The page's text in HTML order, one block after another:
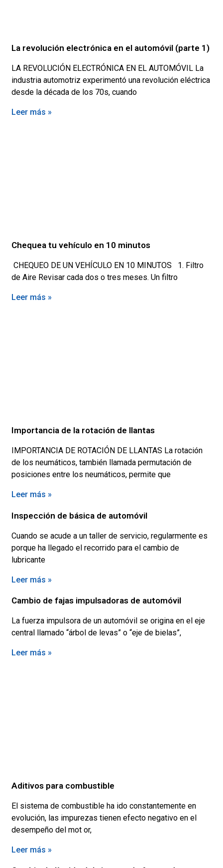
La revolución electrónica en el automóvil (parte 1)
LA REVOLUCIÓN ELECTRÓNICA EN EL AUTOMÓVIL La
industria automotriz experimentó una revolución eléctrica
desde la década de los 70s, cuando
Leer más »
Chequea tu vehículo en 10 minutos
CHEQUEO DE UN VEHÍCULO EN 10 MINUTOS 1. Filtro
de Aire Revisar cada dos o tres meses. Un filtro
Leer más »
Importancia de la rotación de llantas
IMPORTANCIA DE ROTACIÓN DE LLANTAS La rotación
de los neumáticos, también llamada permutación de
posiciones entre los neumáticos, permite que
Leer más »
Inspección de básica de automóvil
Cuando se acude a un taller de servicio, regularmente es
porque ha llegado el recorrido para el cambio de
lubricante
Leer más »
Cambio de fajas impulsadoras de automóvil
La fuerza impulsora de un automóvil se origina en el eje
central llamado “árbol de levas” o “eje de bielas”,
Leer más »
Aditivos para combustible
El sistema de combustible ha ido constantemente en
evolución, las impurezas tienen efecto negativo en el
desempeño del mot or,
Leer más »